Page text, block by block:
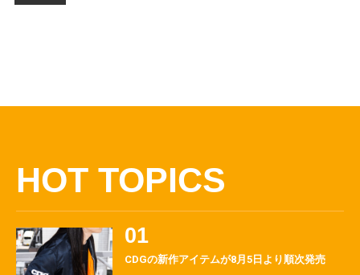
HOT TOPICS
CDGの新作アイテムが8月5日より順次発売